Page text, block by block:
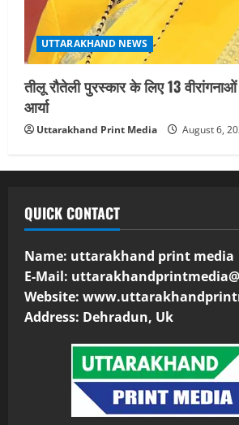
UTTARAKHAND NEWS
तीलू रौतेली पुरस्कार के लिए 13
आर्या
Uttarakhand Print Media August 6,
QUICK CONTACT
Name: uttarakhand print media
E-Mail:
Website:
Address: Dehradun, Uk